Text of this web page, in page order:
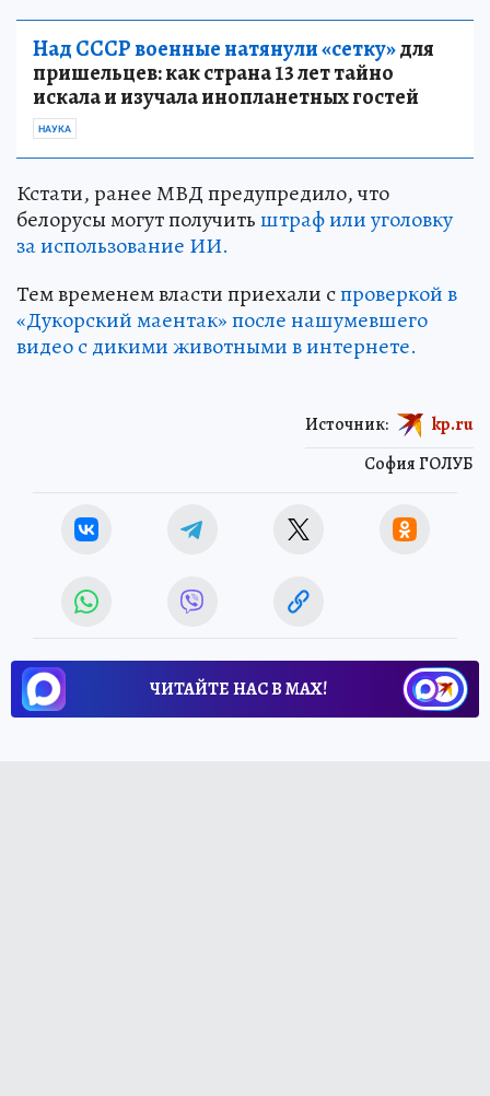
Над СССР военные натянули «сетку»для
пришельцев: как страна 13 лет тайно
искала и изучала инопланетных гостей
НАУКА
Кстати, ранее МВД предупредило, что
белорусы могут получитьштраф или уголовку
за использование ИИ.
Тем временем власти приехали спроверкой в
«Дукорский маентак» после нашумевшего
видео с дикими животными в интернете.
София ГОЛУБ
Источник: kp.ru
ЧИТАЙТЕ НАС В МАХ!